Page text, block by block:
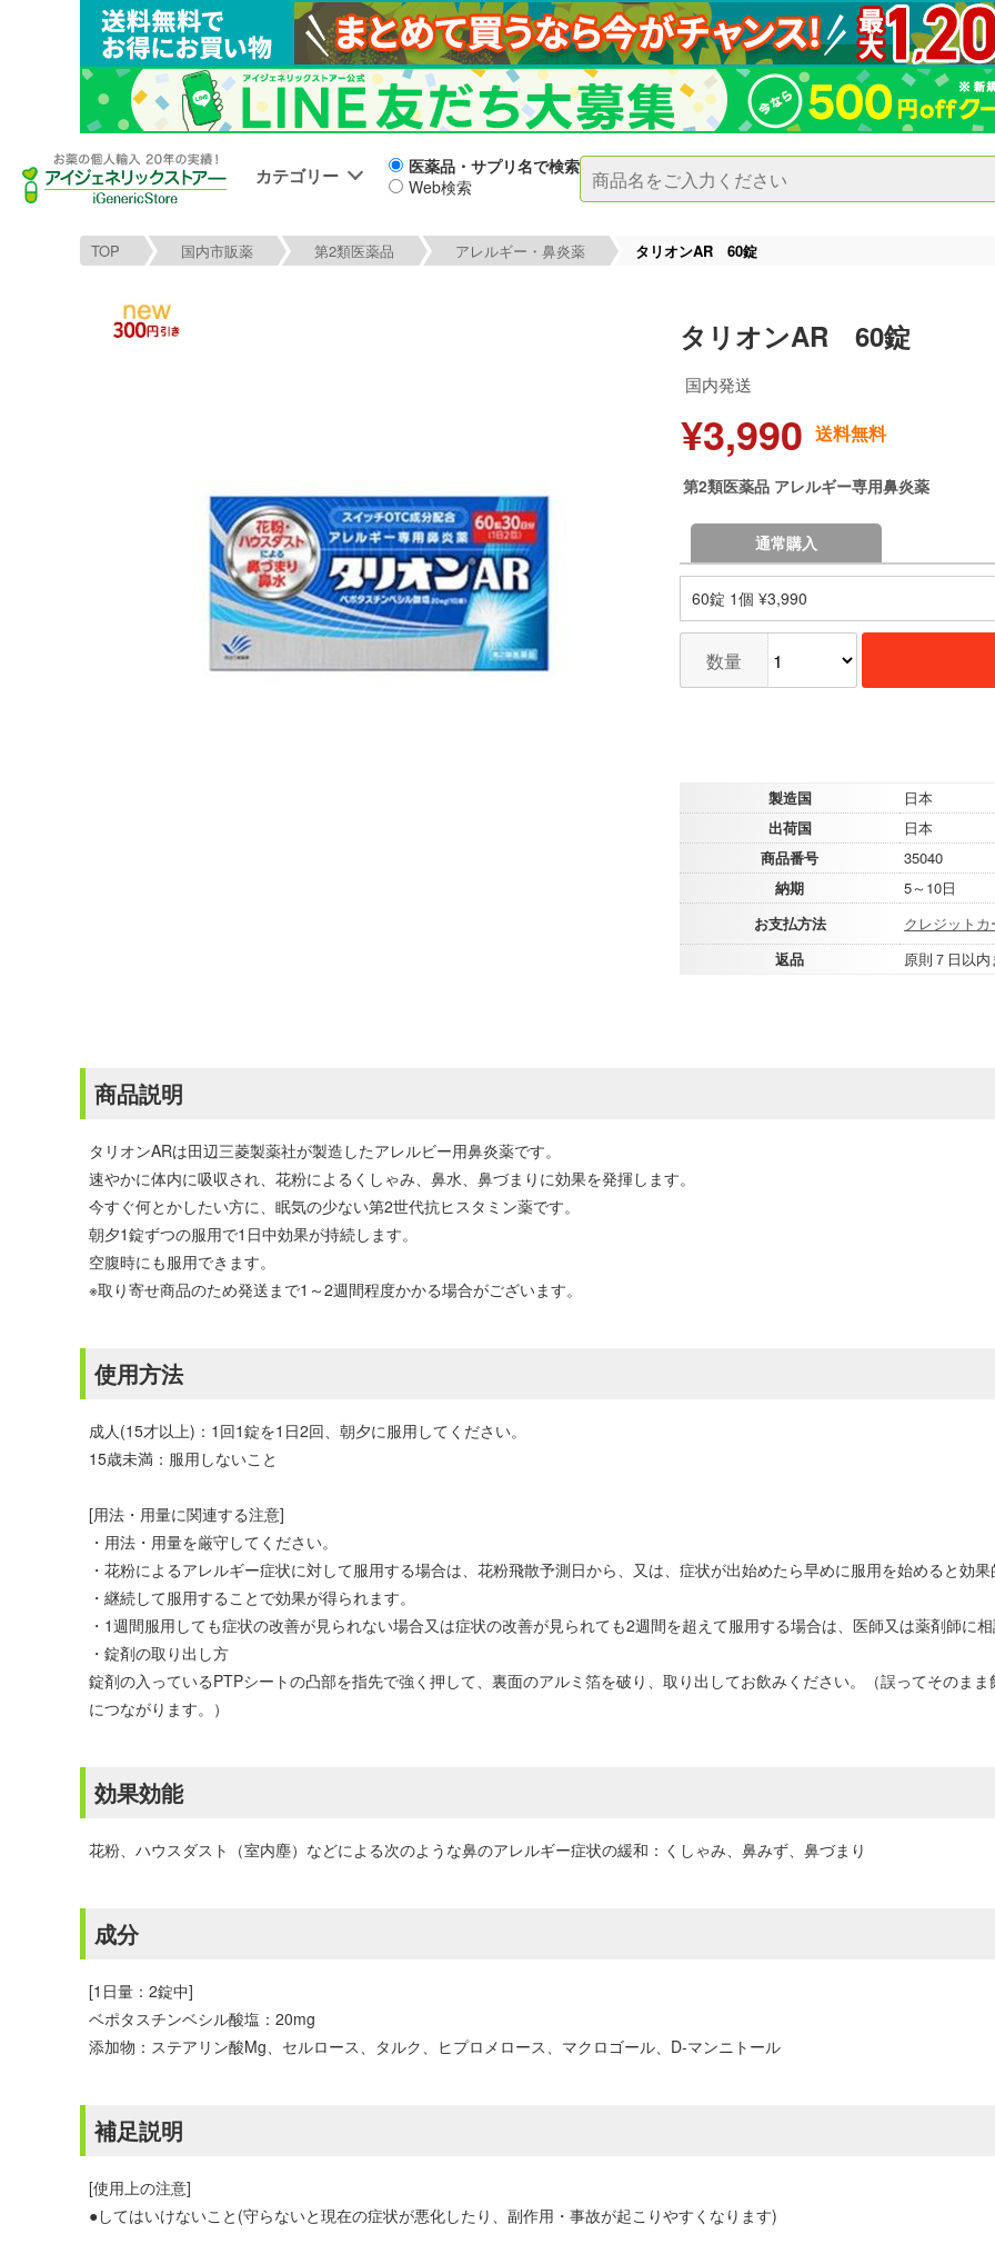
カテゴリー
医薬品・サプリ名で検索
Web検索
TOP 国内市販薬 第2類医薬品 アレルギー・鼻炎薬 タリオンAR 60錠
タリオンAR 60錠
国内発送
¥3,990 送料無料
第2類医薬品 アレルギー専用鼻炎薬
通常購入
60錠 1個 ¥3,990
数量
製造国
日本
出荷国
日本
商品番号
35040
納期
5～10日
お支払方法
クレジットカ
返品
原則７日以
商品説明
タリオンARは田辺三菱製薬社が製造したアレルビー用鼻炎薬です。
速やかに体内に吸収され、花粉によるくしゃみ、鼻水、鼻づまりに効果を発揮します。
今すぐ何とかしたい方に、眠気の少ない第2世代抗ヒスタミン薬です。
朝夕1錠ずつの服用で1日中効果が持続します。
空腹時にも服用できます。
※取り寄せ商品のため発送まで1～2週間程度かかる場合がございます。
使用方法
成人(15才以上)：1回1錠を1日2回、朝夕に服用してください。
15歳未満：服用しないこと
[用法・用量に関連する注意]
・用法・用量を厳守してください。
・花粉によるアレルギー症状に対して服用する場合は、花粉飛散予測日から、又は、症状が出始めたら早めに服用を始めると効
・継続して服用することで効果が得られます。
・1週間服用しても症状の改善が見られない場合又は症状の改善が見られても2週間を超えて服用する場合は、医師又は薬剤師に
・錠剤の取り出し方
錠剤の入っているPTPシートの凸部を指先で強く押して、裏面のアルミ箔を破り、取り出してお飲みください。（誤ってそのま
につながります。）
効果効能
花粉、ハウスダスト（室内塵）などによる次のような鼻のアレルギー症状の緩和：くしゃみ、鼻みず、鼻づまり
成分
[1日量：2錠中]
ベポタスチンベシル酸塩：20mg
添加物：ステアリン酸Mg、セルロース、タルク、ヒプロメロース、マクロゴール、D-マンニトール
補足説明
[使用上の注意]
●してはいけないこと(守らないと現在の症状が悪化したり、副作用・事故が起こりやすくなります)